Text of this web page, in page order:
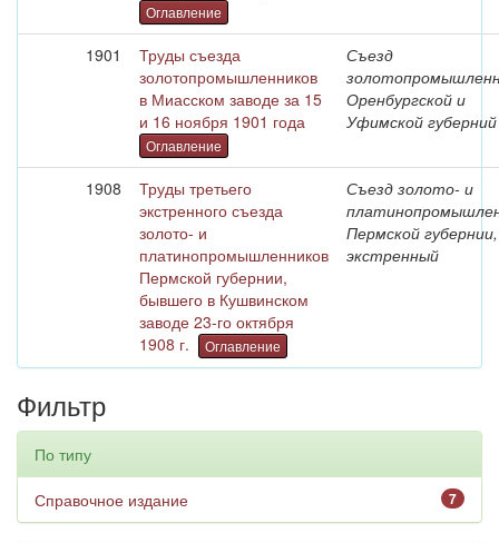
Оглавление
1901
Труды съезда
золотопромышленников
в Миасском заводе за 15
и 16 ноября 1901 года
Оглавление
Съезд
Оренбургской и
Уфимской губерний
1908
Труды третьего
экстренного съезда
золото- и
платинопромышленников
Пермской губернии,
бывшего в Кушвинском
заводе 23-го октября
1908 г.
Оглавление
Съезд золото- и
Пермской губернии,
экстренный
Фильтр
По типу
7
Справочное издание